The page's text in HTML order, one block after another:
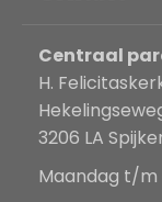
Centraal
H.
3206 LA
Maandag t/m